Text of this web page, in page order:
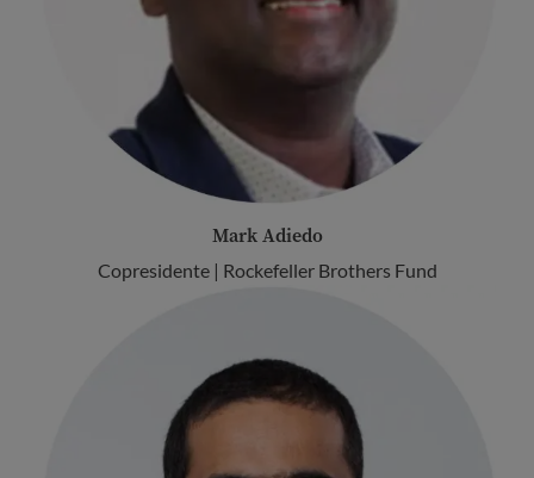
Mark Adiedo
Copresidente | Rockefeller Brothers Fund